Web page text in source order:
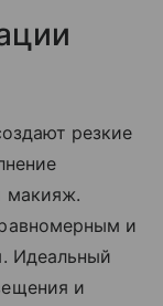
резкие
макияж.
и
Идеальный
и